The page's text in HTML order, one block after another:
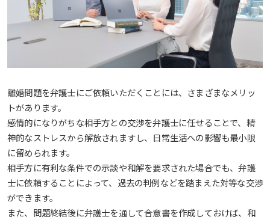
離婚問題を弁護士にご依頼いただくことには、さまざまなメリッ
トがあります。
感情的になりがちな相手方との交渉を弁護士に任せることで、精
神的なストレスから解放されますし、日常生活への影響も最小限
に留められます。
相手方に有利な条件での示談や和解を要求された場合でも、弁護
士に依頼することによって、過去の判例などを踏まえた対等な交渉
ができます。
また、問題終結後に弁護士を通して合意書を作成しておけば、和